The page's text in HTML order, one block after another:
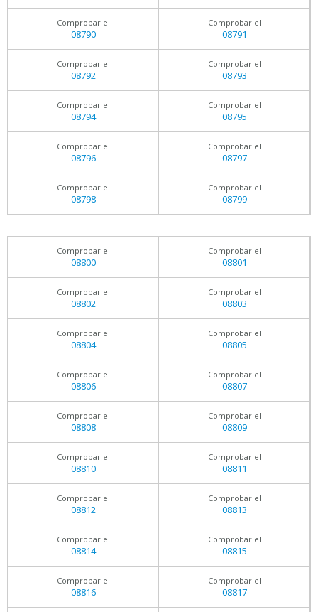
Comprobar el
08790
Comprobar el
08791
Comprobar el
08792
Comprobar el
08793
Comprobar el
08794
Comprobar el
08795
Comprobar el
08796
Comprobar el
08797
Comprobar el
08798
Comprobar el
08799
Comprobar el
08800
Comprobar el
08801
Comprobar el
08802
Comprobar el
08803
Comprobar el
08804
Comprobar el
08805
Comprobar el
08806
Comprobar el
08807
Comprobar el
08808
Comprobar el
08809
Comprobar el
08810
Comprobar el
08811
Comprobar el
08812
Comprobar el
08813
Comprobar el
08814
Comprobar el
08815
Comprobar el
08816
Comprobar el
08817